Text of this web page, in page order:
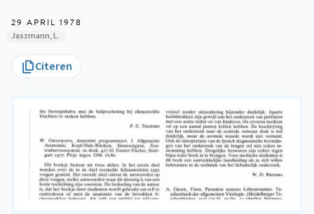
29 APRIL 1978
Jaszmann, L.
Citeren